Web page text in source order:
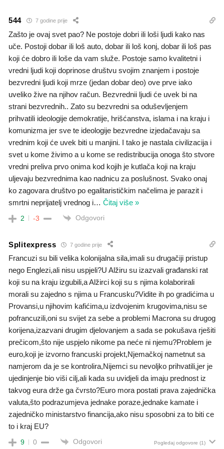
544 7 godine prije
Zašto je ovaj svet pao? Ne postoje dobri ili loši ljudi kako nas
uče. Postoji dobar ili loš auto, dobar ili loš konj, dobar ili loš pas
koji će dobro ili loše da vam služe. Postoje samo kvalitetni i
vredni ljudi koji doprinose društvu svojim znanjem i postoje
bezvredni ljudi koji mrze (jedan dobar deo) ove prve iako
uveliko žive na njihov račun. Bezvrednii ljudi će uvek bi na
strani bezvrednih.. Zato su bezvredni sa oduševljenjem
prihvatili ideologije demokratije, hrišćanstva, islama i na kraju i
komunizma jer sve te ideologije bezvredne izjedačavaju sa
vrednim koji će uvek biti u manjini. I tako je nastala civilizacija i
svet u kome živimo a u kome se redistribucija onoga što stvore
vredni preliva prvo onima kod kojih je kutlača koji na kraju
uljevaju bezvrednima kao nadnicu za poslušnost. Svako onaj
ko zagovara društvo po egalitarističkim načelima je parazit i
smrtni neprijatelj vrednog i… Čitaj više »
2 -3 Odgovori
Splitexpress 7 godine prije
Francuzi su bili velika kolonijalna sila,imali su drugačiji pristup
nego Englezi,ali nisu uspjeli?U Alžiru su izazvali građanski rat
koji su na kraju izgubili,a Alžirci koji su s njima kolaborirali
morali su zajedno s njima u Francusku?Vidite ih po gradićima u
Provansi,u njihovim kafićima,u izdvojenim krugovima,nisu se
pofrancuzili,oni su svijet za sebe a problemi Macrona su drugog
korijena,izazvani drugim djelovanjem a sada se pokušava rješiti
prečicom,što nije uspjelo nikome pa neće ni njemu?Problem je
euro,koji je izvorno francuski projekt,Njemačkoj nametnut sa
namjerom da je se kontrolira,Nijemci su nevoljko prihvatili,jer je
ujedinjenje bio viši cilj,ali kada su uvidjeli da imaju prednost iz
takvog eura drže ga čvrsto?Euro mora postati prava zajednička
valuta,što podrazumjeva jednake poraze,jednake kamate i
zajedničko ministarstvo financija,ako nisu sposobni za to biti ce
to i kraj EU?
9 0 Odgovori Pogledaj odgovore (1)